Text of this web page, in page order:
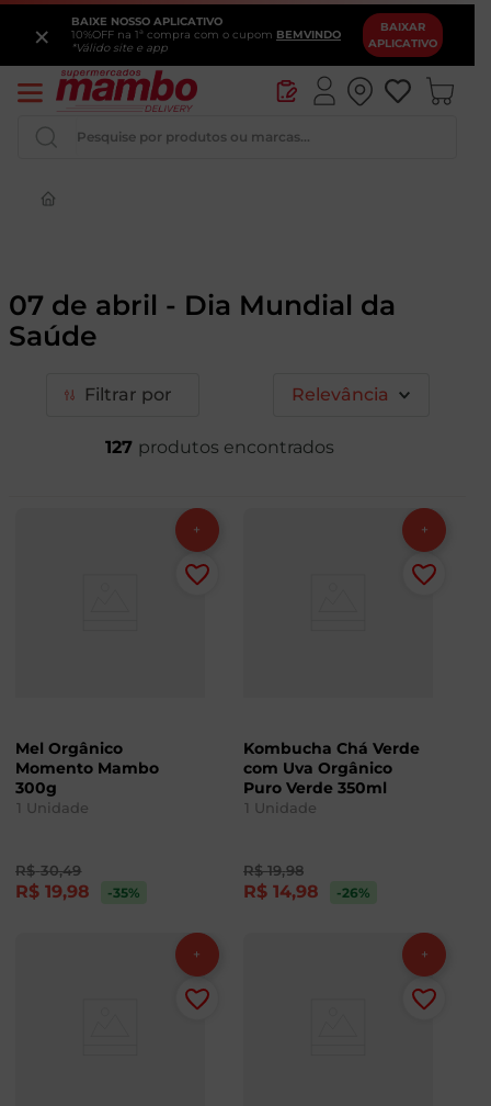
BAIXE NOSSO APLICATIVO
10%OFF na 1ª compra com o cupom BEMVINDO
*Válido site e app
BAIXAR
APLICATIVO
×
Pesquise por produtos ou marcas...
07 de abril - Dia Mundial da
Saúde
Filtrar Relevância
127
Mel Orgânico
Momento Mambo
300g
1 Unidade
R$ 30,49
R$ 19,98 -35%
Kombucha Chá Verde
com Uva Orgânico
Puro Verde 350ml
1 Unidade
R$ 19,98
R$ 14,98 -26%
Pao
Leite
Cerveja